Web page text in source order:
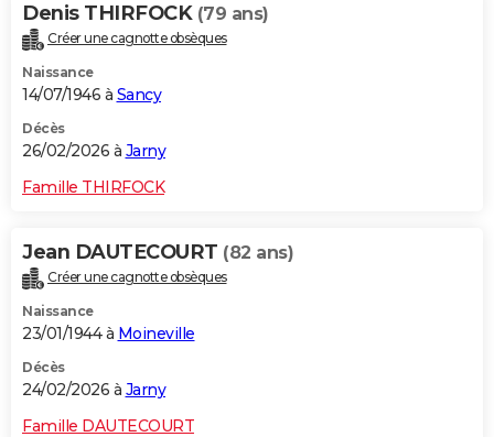
Denis THIRFOCK (79 ans)
Créer une cagnotte obsèques
Naissance
14/07/1946 à Sancy
Décès
26/02/2026 à Jarny
Famille THIRFOCK
Jean DAUTECOURT (82 ans)
Créer une cagnotte obsèques
Naissance
23/01/1944 à Moineville
Décès
24/02/2026 à Jarny
Famille DAUTECOURT